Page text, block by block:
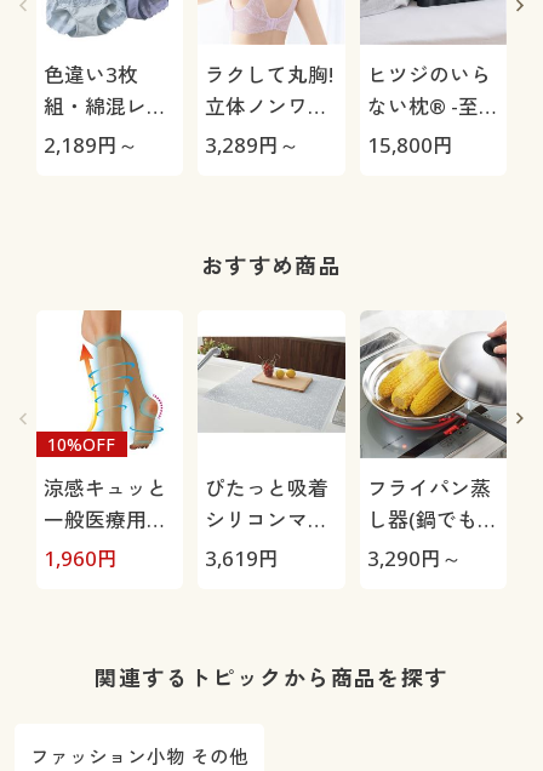
色違い3枚
組・綿混レー
シィショーツ
2,189円～
ラクして丸胸!
立体ノンワイ
ヤーの3Dブラ
モールドフル
ラ)
3,289円～
ヒツジのいら
ない枕® -至
極-
15,800円
おすすめ商品
涼感キュッと
一般医療用サ
ポーター(2枚
10%OFF
1,960円
ぴたっと吸着
シリコンマッ
ト/汚れ キズ
3,619円
フライパン蒸
し器(鍋でも使
える)
3,290円～
関連するトピックから商品を探す
ファッション小物 その他